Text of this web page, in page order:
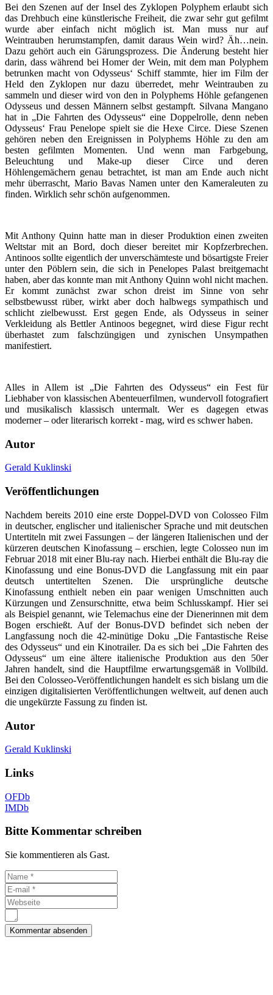
Bei den Szenen auf der Insel des Zyklopen Polyphem erlaubt sich
das Drehbuch eine künstlerische Freiheit, die zwar sehr gut gefilmt
wurde aber einfach nicht möglich ist. Man muss nur auf
Weintrauben herumstampfen, damit daraus Wein wird? Äh…nein.
Dazu gehört auch ein Gärungsprozess. Die Änderung besteht hier
darin, dass während bei Homer der Wein, mit dem man Polyphem
betrunken macht von Odysseus‘ Schiff stammte, hier im Film der
Held den Zyklopen nur dazu überredet, mehr Weintrauben zu
sammeln und dieser wird von den in Polyphems Höhle gefangenen
Odysseus und dessen Männern selbst gestampft. Silvana Mangano
hat in „Die Fahrten des Odysseus“ eine Doppelrolle, denn neben
Odysseus‘ Frau Penelope spielt sie die Hexe Circe. Diese Szenen
gehören neben den Ereignissen in Polyphems Höhle zu den am
besten gefilmten Momenten. Und wenn man Farbgebung,
Beleuchtung und Make-up dieser Circe und deren
Höhlengemächern genau betrachtet, ist man am Ende auch nicht
mehr überrascht, Mario Bavas Namen unter den Kameraleuten zu
finden. Wirklich sehr schön aufgenommen.
Mit Anthony Quinn hatte man in dieser Produktion einen zweiten
Weltstar mit an Bord, doch dieser bereitet mir Kopfzerbrechen.
Antinoos sollte eigentlich der unverschämteste und bösartigste Freier
unter den Pöblern sein, die sich in Penelopes Palast breitgemacht
haben, aber das konnte man mit Anthony Quinn wohl nicht machen.
Er kommt zunächst zwar schon dreist im Sinne von sehr
selbstbewusst rüber, wirkt aber doch halbwegs sympathisch und
schlicht zielbewusst. Erst gegen Ende, als Odysseus in seiner
Verkleidung als Bettler Antinoos begegnet, wird diese Figur recht
überhastet zum falschzüngigen und zynischen Unsympathen
manifestiert.
Alles in Allem ist „Die Fahrten des Odysseus“ ein Fest für
Liebhaber von klassischen Abenteuerfilmen, wundervoll fotografiert
und musikalisch klassisch untermalt. Wer es dagegen etwas
moderner – oder literarisch korrekt - mag, wird es schwer haben.
Autor
Gerald Kuklinski
Veröffentlichungen
Nachdem bereits 2010 eine erste Doppel-DVD von Colosseo Film
in deutscher, englischer und italienischer Sprache und mit deutschen
Untertiteln mit zwei Fassungen – der längeren Italienischen und der
kürzeren deutschen Kinofassung – erschien, legte Colosseo nun im
Februar 2018 mit einer Blu-ray nach. Hierbei enthält die Blu-ray die
Kinofassung und eine Bonus-DVD die Langfassung mit ein paar
deutsch untertitelten Szenen. Die ursprüngliche deutsche
Kinofassung enthielt neben ein paar wenigen Umschnitten auch
Kürzungen und Zensurschnitte, etwa beim Schlusskampf. Hier sei
als Beispiel genannt, wie Telemachus eine der Dienerinnen mit dem
Bogen erschießt. Auf der Bonus-DVD befindet sich neben der
Langfassung noch die 42-minütige Doku „Die Fantastische Reise
des Odysseus“ und ein Kinotrailer. Da es sich bei „Die Fahrten des
Odysseus“ um eine ältere italienische Produktion aus den 50er
Jahren handelt, sind die Hauptfilme erwartungsgemäß in Vollbild.
Bei den Colosseo-Veröffentlichungen handelt es sich bislang um die
einzigen digitalisierten Veröffentlichungen weltweit, auf denen auch
die ungekürzte Fassung zu finden ist.
Autor
Gerald Kuklinski
Links
OFDb
IMDb
Bitte Kommentar schreiben
Sie kommentieren als Gast.